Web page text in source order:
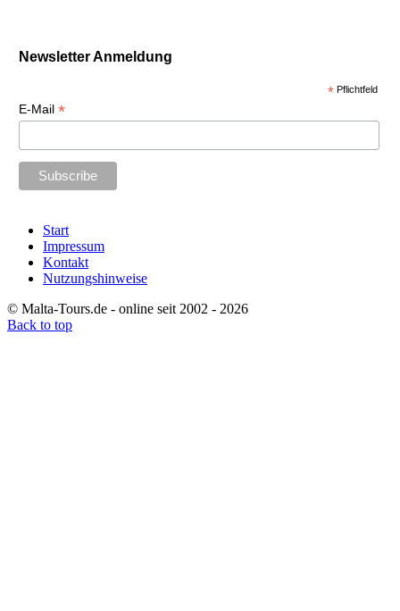
Newsletter Anmeldung
* Pflichtfeld
E-Mail *
Start
Impressum
Kontakt
Nutzungshinweise
© Malta-Tours.de - online seit 2002 - 2026
Back to top